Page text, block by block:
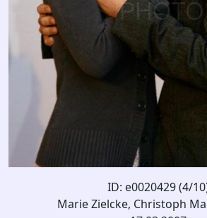
ID: e0020429 (4/
Marie Zielcke, Christoph